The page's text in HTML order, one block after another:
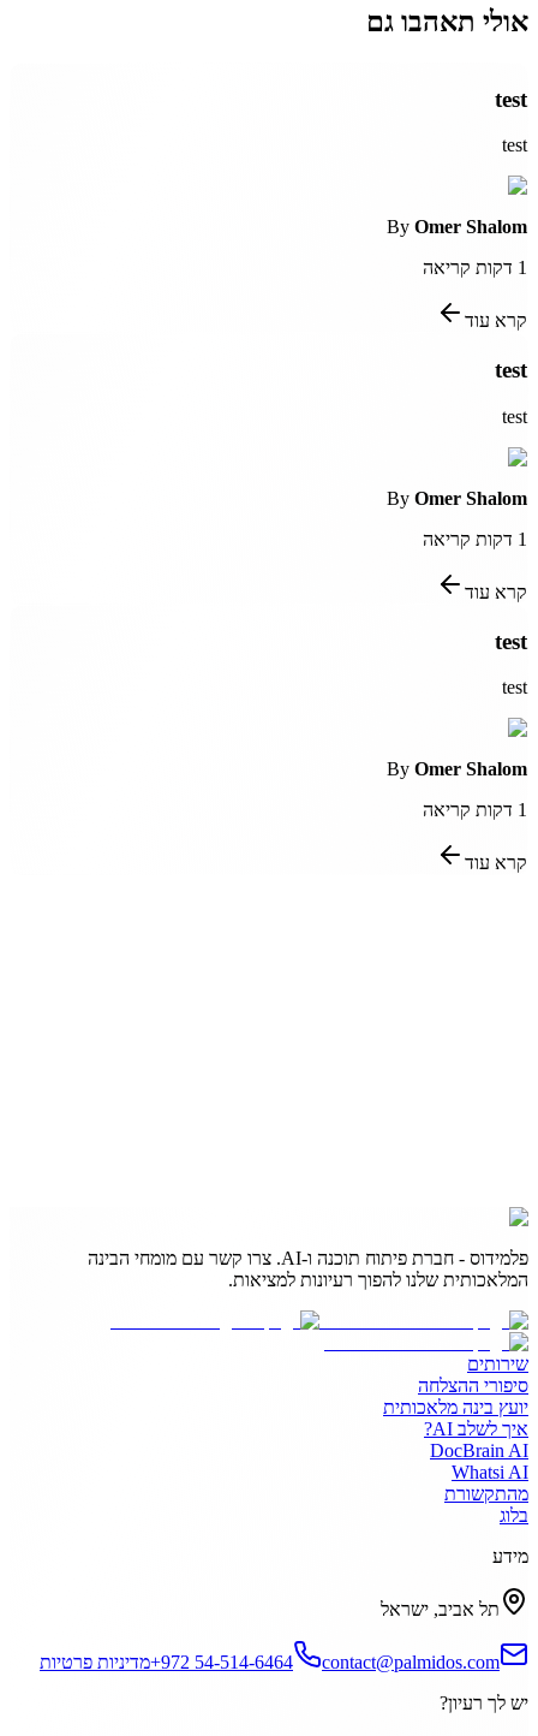
אולי תאהבו גם
test
test
By Omer Shalom
1 דקות קריאה
קרא עוד
test
test
By Omer Shalom
1 דקות קריאה
קרא עוד
test
test
By Omer Shalom
1 דקות קריאה
קרא עוד
פלמידוס - חברת פיתוח תוכנה ו-AI. צרו קשר עם מומחי הבינה
המלאכותית שלנו להפוך רעיונות למציאות.
שירותים
סיפורי ההצלחה
יועץ בינה מלאכותית
איך לשלב AI?
DocBrain AI
Whatsi AI
מהתקשורת
בלוג
מידע
תל אביב, ישראל
contact@palmidos.com
+972 54-514-6464מדיניות פרטיות
יש לך רעיון?